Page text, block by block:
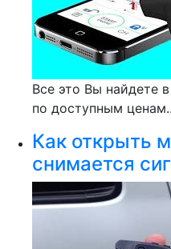
Все это Вы найдете
по доступным
Как открыть
снимается